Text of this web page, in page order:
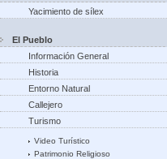
Yacimiento de sílex
El Pueblo
Información General
Historia
Entorno Natural
Callejero
Turismo
Video Turístico
Patrimonio Religioso